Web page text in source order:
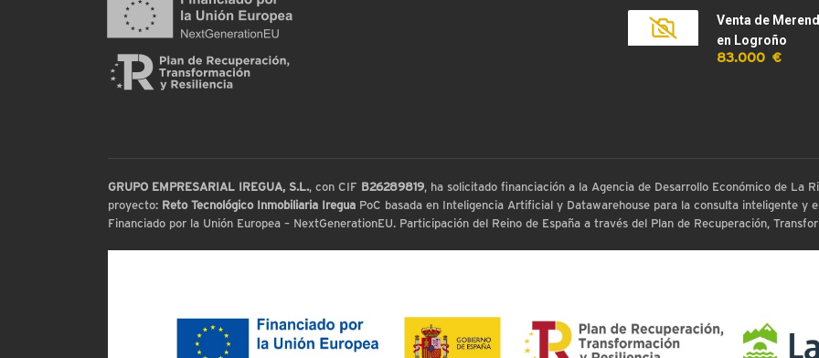
Venta de
en Logroño
83.000 €
GRUPO EMPRESARIAL IREGUA, S.L., con CIF B26289819, ha solicitado financiación a la Agencia de Desarrollo Económico de La
proyecto: Reto Tecnológico Inmobiliaria IreguaPoC basada en Inteligencia Artificial y Datawarehouse para la consulta inteligente y
Financiado por la Unión Europea – NextGenerationEU. Participación del Reino de España a través del Plan de Recuperación,